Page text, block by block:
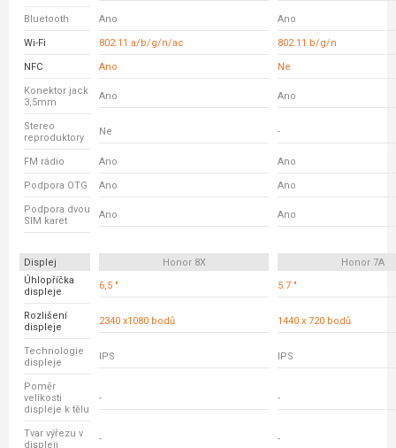
Bluetooth Ano Ano
Wi-Fi 802.11 a/b/g/n/ac 802.11 b/g/n
NFC Ano Ne
Konektor jack
3,5mm
Ano Ano
Stereo
reproduktory
Ne -
FM rádio Ano Ano
Podpora OTG Ano Ano
Podpora dvou
SIM karet
Ano Ano
Displej Honor 8X
Honor 7A
Úhlopříčka
displeje
6,5 " 5.7 "
Rozlišení
displeje
2340 x1080 bodů 1440 x 720 bodů
Technologie
displeje
IPS IPS
Poměr
velikosti
displeje k tělu
- -
Tvar výřezu v
displeji
- -